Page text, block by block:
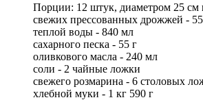
Порции: 12 штук, диаметром 25 см
свежих прессованных дрожжей -
теплой воды - 840 мл
сахарного песка - 55 г
оливкового масла - 240 мл
соли - 2 чайные ложки
свежего розмарина - 6 столовых
хлебной муки - 1 кг 590 г